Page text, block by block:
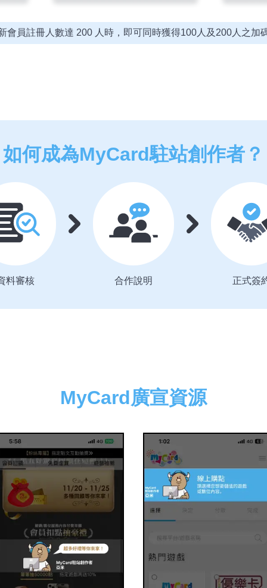
會員註冊人數達 200 人時， 即可同時獲得100人及200人之加
如何成為MyCard駐站創作者？
料審核 合作說明 正式簽
MyCard廣宣資源